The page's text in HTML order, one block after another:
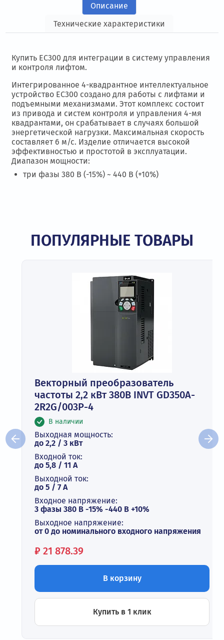
Описание
Технические характеристики
Купить EC300 для интеграции в систему управления
и контроля лифтом.
Интегрированное 4-квадрантное интеллектуальное
устройство EC300 создано для работы с лифтами и
подъемными механизмами. Этот комплекс состоит
из привода и систем контроля и управления 4-мя
квадрантами, он срабатывает в случаях большой
энергетической нагрузки. Максимальная скорость
составляет 6 м/с. Изделие отличается высокой
эффективностью и простотой в эксплуатации.
Диапазон мощности:
три фазы 380 В (-15%) ~ 440 В (+10%)
ПОПУЛЯРНЫЕ ТОВАРЫ
Векторный преобразователь
частоты 2,2 кВт 380В INVT GD350A-
2R2G/003P-4
В наличии
Выходная мощность:
до 2,2 / 3 кВт
Входной ток:
до 5,8 / 11 А
Выходной ток:
до 5 / 7 A
Входное напряжение:
3 фазы 380 В -15% -440 В +10%
Выходное напряжение:
от 0 до номинального входного напряжения
Цена:
₽ 21 878.39
В корзину
Купить в 1 клик